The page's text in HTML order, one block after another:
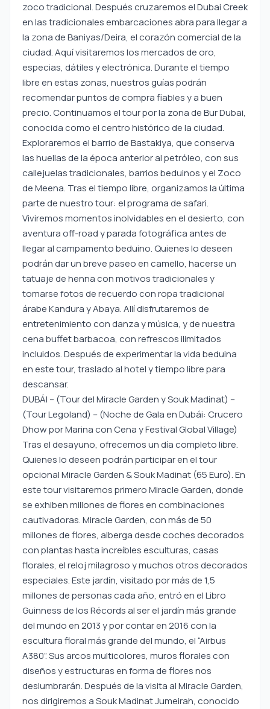
zoco tradicional. Después cruzaremos el Dubai Creek
en las tradicionales embarcaciones abra para llegar a
la zona de Baniyas/Deira, el corazón comercial de la
ciudad. Aquí visitaremos los mercados de oro,
especias, dátiles y electrónica. Durante el tiempo
libre en estas zonas, nuestros guías podrán
recomendar puntos de compra fiables y a buen
precio. Continuamos el tour por la zona de Bur Dubai,
conocida como el centro histórico de la ciudad.
Exploraremos el barrio de Bastakiya, que conserva
las huellas de la época anterior al petróleo, con sus
callejuelas tradicionales, barrios beduinos y el Zoco
de Meena. Tras el tiempo libre, organizamos la última
parte de nuestro tour: el programa de safari.
Viviremos momentos inolvidables en el desierto, con
aventura off-road y parada fotográfica antes de
llegar al campamento beduino. Quienes lo deseen
podrán dar un breve paseo en camello, hacerse un
tatuaje de henna con motivos tradicionales y
tomarse fotos de recuerdo con ropa tradicional
árabe Kandura y Abaya. Allí disfrutaremos de
entretenimiento con danza y música, y de nuestra
cena buffet barbacoa, con refrescos ilimitados
incluidos. Después de experimentar la vida beduina
en este tour, traslado al hotel y tiempo libre para
descansar.
DUBÁI – (Tour del Miracle Garden y Souk Madinat) –
(Tour Legoland) – (Noche de Gala en Dubái: Crucero
Dhow por Marina con Cena y Festival Global Village)
Tras el desayuno, ofrecemos un día completo libre.
Quienes lo deseen podrán participar en el tour
opcional Miracle Garden & Souk Madinat (65 Euro). En
este tour visitaremos primero Miracle Garden, donde
se exhiben millones de flores en combinaciones
cautivadoras. Miracle Garden, con más de 50
millones de flores, alberga desde coches decorados
con plantas hasta increíbles esculturas, casas
florales, el reloj milagroso y muchos otros decorados
especiales. Este jardín, visitado por más de 1,5
millones de personas cada año, entró en el Libro
Guinness de los Récords al ser el jardín más grande
del mundo en 2013 y por contar en 2016 con la
escultura floral más grande del mundo, el “Airbus
A380”. Sus arcos multicolores, muros florales con
diseños y estructuras en forma de flores nos
deslumbrarán. Después de la visita al Miracle Garden,
nos dirigiremos a Souk Madinat Jumeirah, conocido